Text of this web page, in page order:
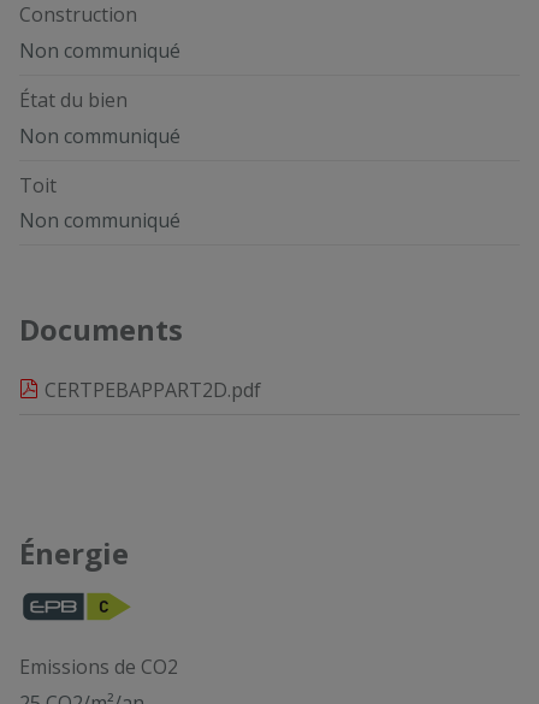
Construction
Non communiqué
État du bien
Non communiqué
Toit
Non communiqué
Documents
CERTPEBAPPART2D.pdf
Énergie
Emissions de CO2